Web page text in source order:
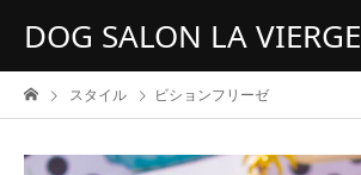
DOG SALON LA VIERGE
スタイル ビションフリーゼ